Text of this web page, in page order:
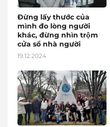
Đừng lấy thước của
mình đo lòng người
khác, đừng nhìn trộm
cửa sổ nhà người
19.12.2024